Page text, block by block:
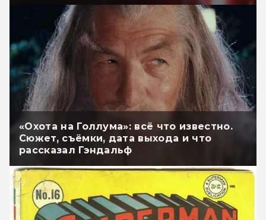
«Охота на Голлума»: всё что известно.
Сюжет, съёмки, дата выхода и что
рассказал Гэндальф